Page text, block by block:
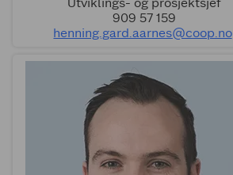
Utviklings- og prosjektsjef
909 57 159
henning.gard.aarnes@coop.no